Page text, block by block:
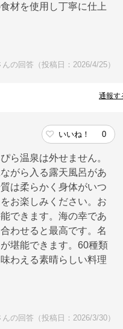
材を使用し丁寧に仕上
の回答（投稿日：2026/4/25）
通報す
いいね！ 0
ら温泉は外せません。
がら入る露天風呂があ
は柔らかく身体がいつ
お楽しみください。お
できます。海の幸であ
わせると最高です。名
堪能できます。60種類
わえる素晴らしい料理
の回答（投稿日：2026/3/30）